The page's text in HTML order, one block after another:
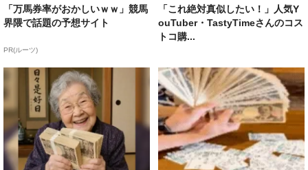
「万馬券率がおかしいｗｗ」競馬
界隈で話題の予想サイト
PR(ルーツ)
「これ絶対真似したい！」人気Y
ouTuber・TastyTimeさんのコス
トコ購...